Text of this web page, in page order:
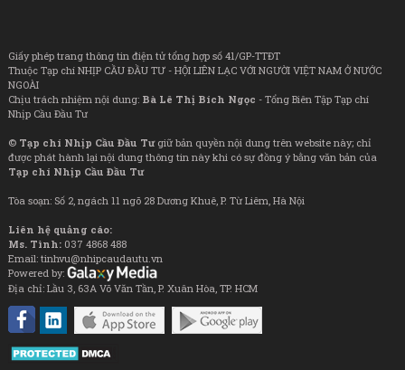
Giấy phép trang thông tin điện tử tổng hợp số 41/GP-TTĐT
Thuộc Tạp chí NHỊP CẦU ĐẦU TƯ - HỘI LIÊN LẠC VỚI NGƯỜI VIỆT NAM Ở NƯỚC
NGOÀI
Chịu trách nhiệm nội dung: Bà Lê Thị Bích Ngọc - Tổng Biên Tập Tạp chí
Nhịp Cầu Đầu Tư
© Tạp chí Nhịp Cầu Đầu Tưgiữ bản quyền nội dung trên website này; chỉ
được phát hành lại nội dung thông tin này khi có sự đồng ý bằng văn bản của
Tạp chí Nhịp Cầu Đầu Tư
Tòa soạn: Số 2, ngách 11 ngõ 28 Dương Khuê, P. Từ Liêm, Hà Nội
Liên hệ quảng cáo:
Ms. Tình: 037 4868 488
Email: tinhvu@nhipcaudautu.vn
Powered by:
Địa chỉ: Lầu 3, 63A Võ Văn Tần, P. Xuân Hòa, TP. HCM